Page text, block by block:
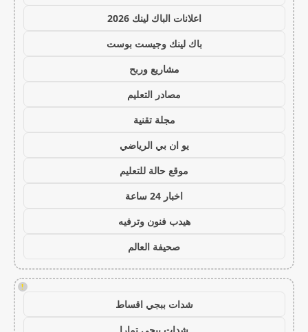
اعلانات الباك لينك 2026
باك لينك وجيست بوست
مشاريع وربح
مصادر التعليم
مجلة تقنية
يو ان بي الرياضي
موقع حالة للتعليم
اخبار 24 ساعة
هيدب فنون وترفيه
صحيفة العالم
!
شدات ببجي اقساط